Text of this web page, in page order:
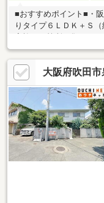
■おすすめポイント■・
りタイプ６ＬＤＫ＋Ｓ
す ・玄関上吹き抜
っております・全居室
■近隣施設■【学校】・
（約1300ｍ）・吹田市
【商業施設など】・ラ
ローソン吹田円山町店
店 徒歩約７分（約550ｍ
大阪府吹田